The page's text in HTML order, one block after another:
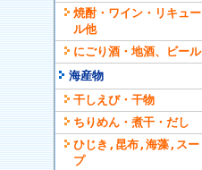
焼酎・ワイン・リキュー
ル他
にごり酒・地酒、ビール
海産物
干しえび・干物
ちりめん・煮干・だし
ひじき,昆布,海藻,スー
プ